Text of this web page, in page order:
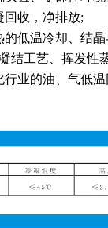
收，净排放;
低温冷却、结晶
结工艺、挥发性
的油、气低温